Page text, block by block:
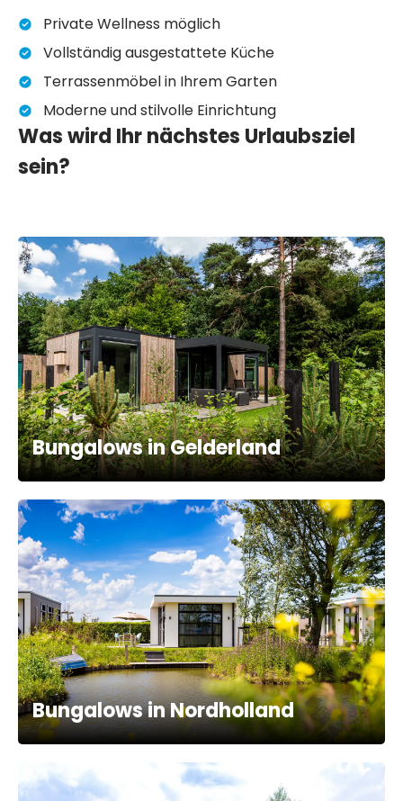
Private Wellness möglich
Vollständig ausgestattete Küche
Terrassenmöbel in Ihrem Garten
Moderne und stilvolle Einrichtung
Was wird Ihr nächstes Urlaubsziel
sein?
Bungalows in Gelderland
Bungalows in Nordholland